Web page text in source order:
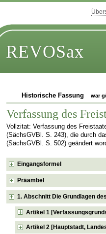
REVOSax
Historische Fassung war
Verfassung des
Vollzitat: Verfassung des
(SächsGVBl. S. 243), die durch
(SächsGVBl. S. 502) geändert
Eingangsformel
Präambel
1. Abschnitt Die Grundlagen
Artikel 1
Artikel 2 [Hauptstadt,